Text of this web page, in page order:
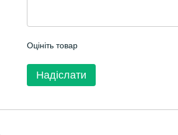
Оцініть товар
Надіслати